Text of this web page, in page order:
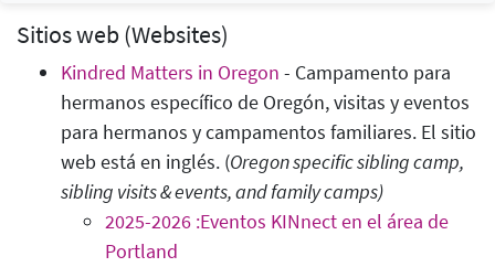
Sitios web (Websites)
Kindred Matters in Oregon - Campamento para
hermanos específico de Oregón, visitas y eventos
para hermanos y campamentos familiares. El sitio
web está en inglés. (Oregon specific sibling camp,
sibling visits & events, and family camps)
2025-2026 :Eventos KINnect en el área de
Portland